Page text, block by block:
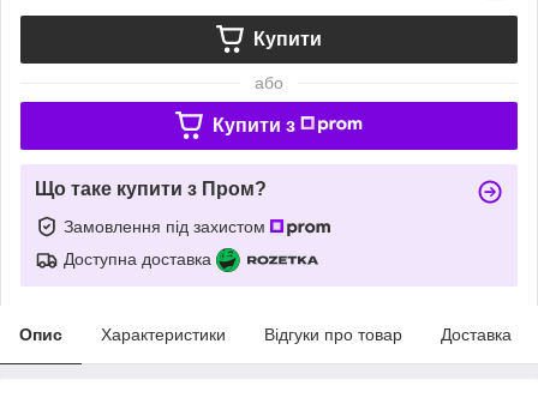
Купити
або
Купити з
Що таке купити з Пром?
Замовлення під захистом
Доступна доставка
Опис Характеристики Відгуки про товар Доставка